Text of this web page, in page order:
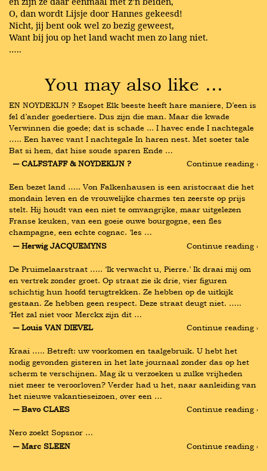
O, dan wordt Lijsje door Hannes gekeesd!
Nicht, jij bent ook wel zo bezig geweest,
Want bij jou op het land wacht men zo lang niet.
…..
You may also like …
EN NOYDEKIJN ? Esopet Elk beeste heeft hare maniere, D’een is
fel d’ander goedertiere. Dus zijn die man. Maar die kwade
Verwinnen die goede; dat is schade ... I havec ende I nachtegale
….. Een havec vant I nachtegale In haren nest. Met soeter tale
Bat si hem, dat hise soude sparen Ende …
― CALFSTAFF & NOYDEKIJN ?
Continue reading ›
Een bezet land ….. Von Falkenhausen is een aristocraat die het
mondain leven en de vrouwelijke charmes ten zeerste op prijs
stelt. Hij houdt van een niet te omvangrijke, maar uitgelezen
Franse keuken, van een goeie ouwe bourgogne, een fles
champagne, een echte cognac. ‘les …
― Herwig JACQUEMYNS
Continue reading ›
De Pruimelaarstraat ….. ‘Ik verwacht u, Pierre.’ Ik draai mij om
en vertrek zonder groet. Op straat zie ik drie, vier figuren
schichtig hun hoofd terugtrekken. Ze hebben op de uitkijk
gestaan. Ze hebben geen respect. Deze straat deugt niet. …..
‘Het zal niet voor Merckx zijn dit …
― Louis VAN DIEVEL
Continue reading ›
Kraai ….. Betreft: uw voorkomen en taalgebruik. U hebt het
nodig gevonden gisteren in het late journaal zonder das op het
scherm te verschijnen. Mag ik u verzoeken u zulke vrijheden
niet meer te veroorloven? Verder had u het, naar aanleiding van
het nieuwe vakantieseizoen, over een …
― Bavo CLAES
Continue reading ›
Nero zoekt Sopsnor …
― Marc SLEEN
Continue reading ›